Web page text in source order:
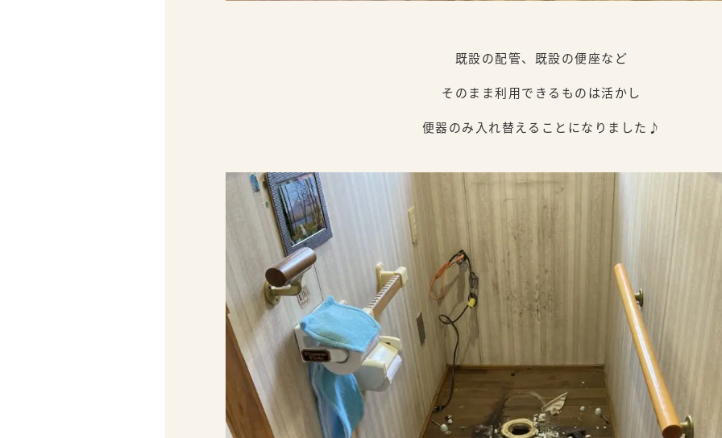
既設の配管、既設の便座など
そのまま利用できるものは活かし
便器のみ入れ替えることになりました♪